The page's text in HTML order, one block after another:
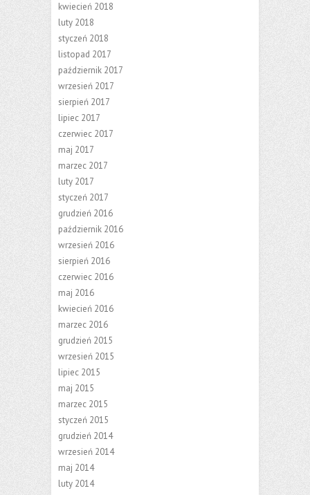
kwiecień 2018
luty 2018
styczeń 2018
listopad 2017
październik 2017
wrzesień 2017
sierpień 2017
lipiec 2017
czerwiec 2017
maj 2017
marzec 2017
luty 2017
styczeń 2017
grudzień 2016
październik 2016
wrzesień 2016
sierpień 2016
czerwiec 2016
maj 2016
kwiecień 2016
marzec 2016
grudzień 2015
wrzesień 2015
lipiec 2015
maj 2015
marzec 2015
styczeń 2015
grudzień 2014
wrzesień 2014
maj 2014
luty 2014